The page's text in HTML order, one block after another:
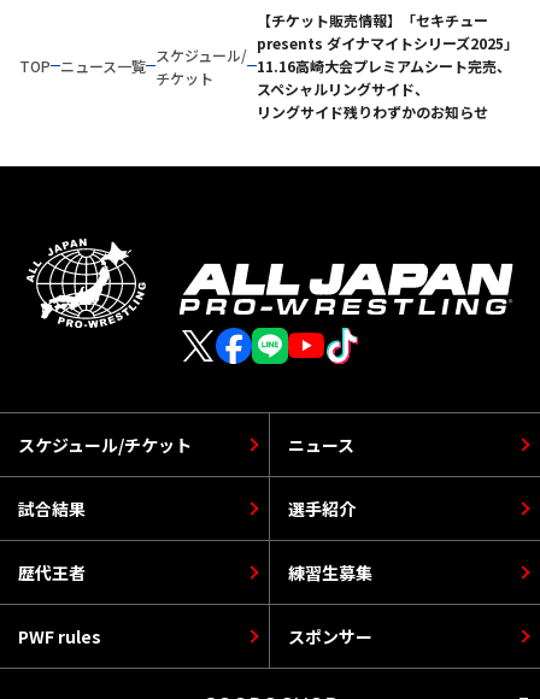
TOP ニュース一覧
スケジュール/
チケット
【チケット販売情報】「セキチュー
presents ダイナマイトシリーズ2025」
11.16高崎大会プレミアムシート完売、
スペシャルリングサイド、
リングサイド残りわずかのお知らせ
スケジュール/チケット
選手紹介
PWF rules
ニュース
歴代王者
スポンサー
試合結果
練習生募集